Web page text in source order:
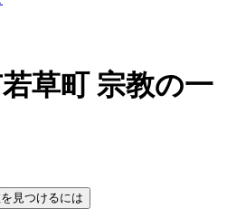
草町 宗教の一
見つけるには